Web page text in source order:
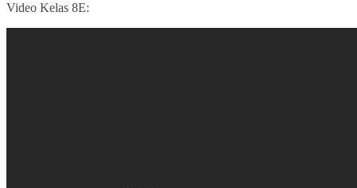
Video Kelas 8E: